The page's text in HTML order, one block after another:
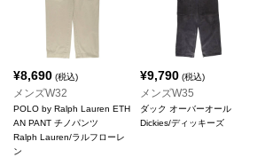
¥8,690 (税込)
メンズW32
POLO by Ralph Lauren ETH
AN PANT チノパンツ
Ralph Lauren/ラルフローレ
ン
¥9,790(税込)
メンズW35
ダック オーバーオール
Dickies/ディッキーズ